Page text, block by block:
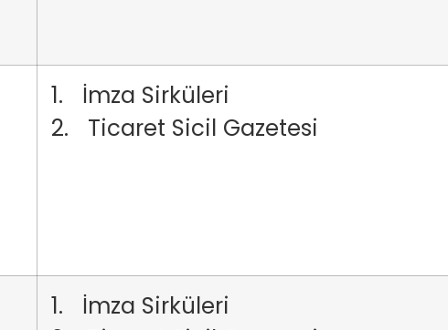
1. İmza Sirküleri
2. Ticaret Sicil Gazetesi
1. İmza Sirküleri